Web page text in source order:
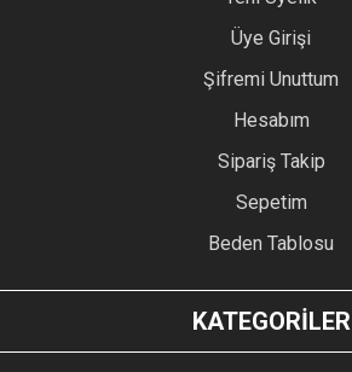
Üye Girişi
Şifremi Unuttum
Hesabım
Sipariş Takip
Sepetim
Beden Tablosu
KATEGORİLER